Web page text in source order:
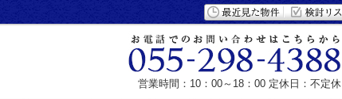
営業時間：10：00～18：00 定休日：不定休